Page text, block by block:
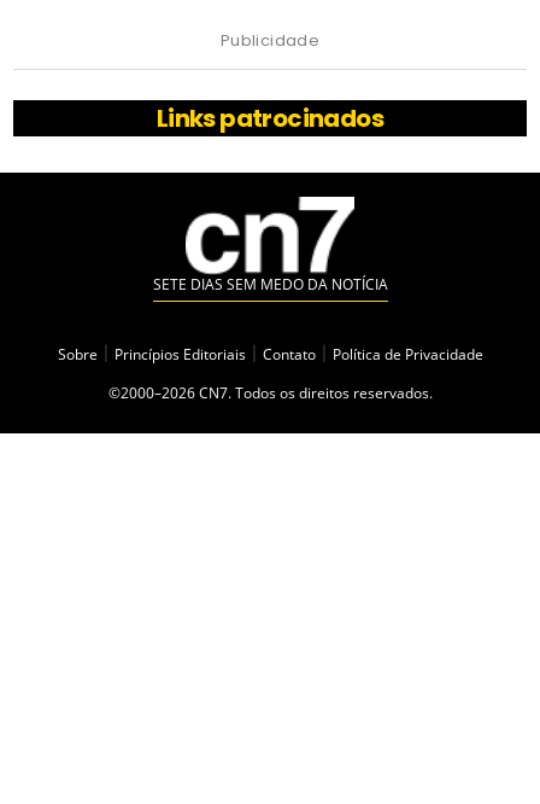
Publicidade
Links patrocinados
SETE DIAS SEM MEDO DA NOTÍCIA
Sobre Princípios Editoriais Contato
Política de Privacidade
©2000–2026 CN7. Todos os direitos reservados.